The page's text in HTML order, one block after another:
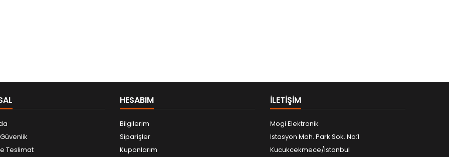
Teslimat
HESABIM
Bilgilerim
Siparişler
Kuponlarım
ILETIŞIM
Mogi Elektronik
Istasyon Mah. Park Sok. No:1
Kucukcekmece/Istanbul